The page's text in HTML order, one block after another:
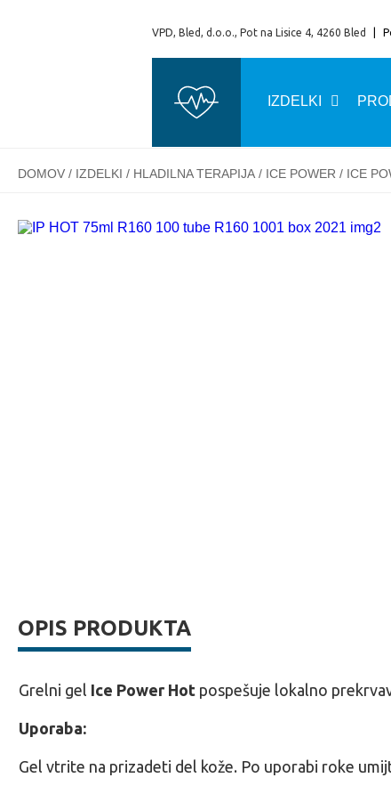
VPD, Bled, d.o.o., Pot na Lisice 4, 4260 Bled
IZDELKI
DOMOV / IZDELKI / HLADILNA TERAPIJA / ICE POWER / ICE
OPIS PRODUKTA
Grelni gel Ice Power Hot pospešuje lokalno
Uporaba:
Gel vtrite na prizadeti del kože. Po uporabi roke